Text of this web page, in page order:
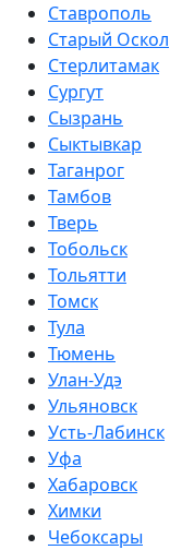
Ставрополь
Старый Оскол
Стерлитамак
Сургут
Сызрань
Сыктывкар
Таганрог
Тамбов
Тверь
Тобольск
Тольятти
Томск
Тула
Тюмень
Улан-Удэ
Ульяновск
Усть-Лабинск
Уфа
Хабаровск
Химки
Чебоксары